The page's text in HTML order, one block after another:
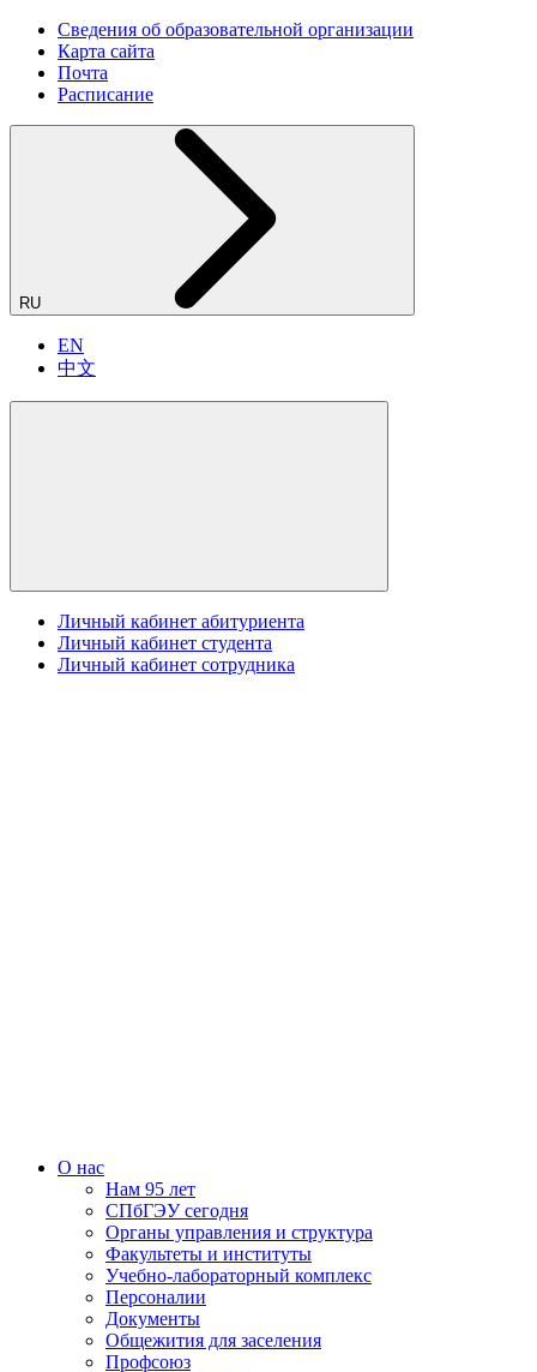
Сведения об образовательной организации
Карта сайта
Почта
Расписание
RU
EN
中文
Личный кабинет абитуриента
Личный кабинет студента
Личный кабинет сотрудника
О нас
Нам 95 лет
СПбГЭУ сегодня
Органы управления и структура
Факультеты и институты
Учебно-лабораторный комплекс
Персоналии
Документы
Общежития для заселения
Профсоюз